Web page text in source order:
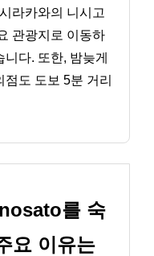
라카와의 니시고
관광지로 이동하
다. 또한, 밤늦게
도 도보 5분 거리
를 숙
요 이유는